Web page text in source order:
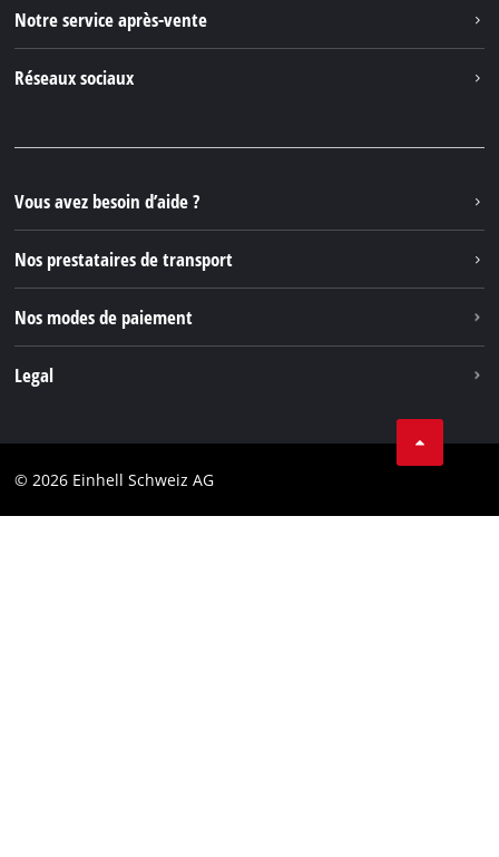
Einhell Germany AG
Notre service après-vente
Réseaux sociaux
Instagram
TikTok
Pinterest
Vous avez besoin d’aide ?
Nos prestataires de transport
Nos modes de paiement
Legal
Marque
© 2026 Einhell Schweiz AG